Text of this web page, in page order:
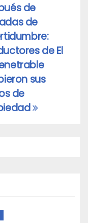
de
de
de El
sus
de